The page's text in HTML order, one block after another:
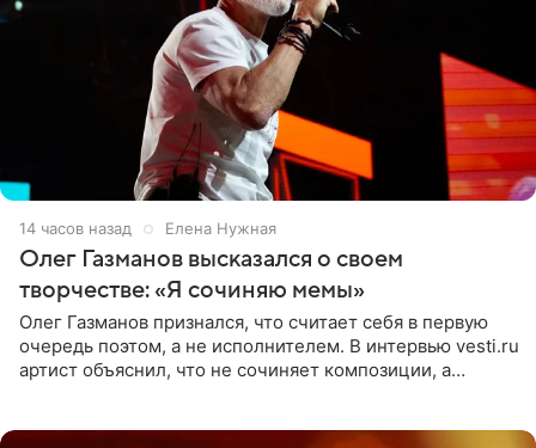
14 часов назад Елена Нужная
Олег Газманов высказался о своем
творчестве: «Я сочиняю мемы»
Олег Газманов признался, что считает себя в первую
очередь поэтом, а не исполнителем. В интервью vesti.ru
артист объяснил, что не сочиняет композиции, а